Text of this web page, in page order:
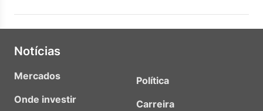
Notícias
Mercados
Onde investir
Política
Carreira